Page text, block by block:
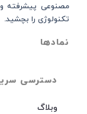
دسترسی
وبلاگ
مصنوعی پیشرفته
تکنولوژی را بچشید.
نمادها